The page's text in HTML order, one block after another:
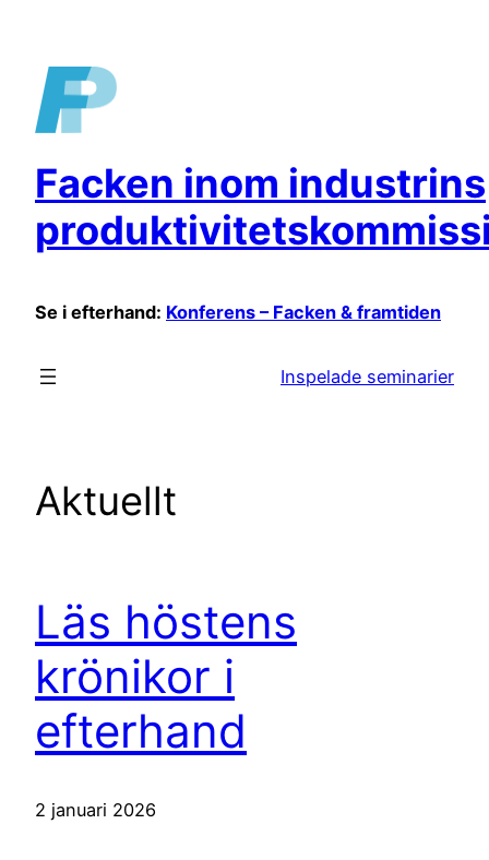
innehåll
Facken inom industrins
Se i efterhand: Konferens – Facken & framtiden
Inspelade seminarier
Aktuellt
Läs höstens
krönikor i
efterhand
2 januari 2026